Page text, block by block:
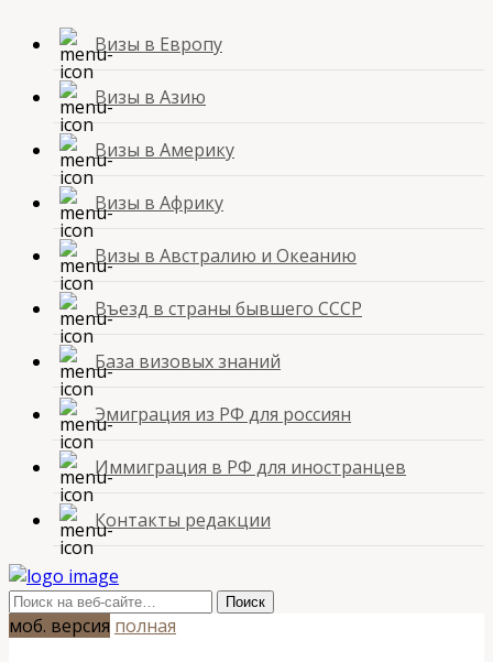
Визы в Европу
Визы в Азию
Визы в Америку
Визы в Африку
Визы в Австралию и Океанию
Въезд в страны бывшего СССР
База визовых знаний
Эмиграция из РФ для россиян
Иммиграция в РФ для иностранцев
Контакты редакции
моб. версия полная